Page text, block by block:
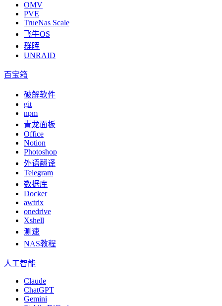
OMV
PVE
TrueNas Scale
飞牛OS
群晖
UNRAID
百宝箱
破解软件
git
npm
青龙面板
Office
Notion
Photoshop
外语翻译
Telegram
数据库
Docker
awtrix
onedrive
Xshell
测速
NAS教程
人工智能
Claude
ChatGPT
Gemini